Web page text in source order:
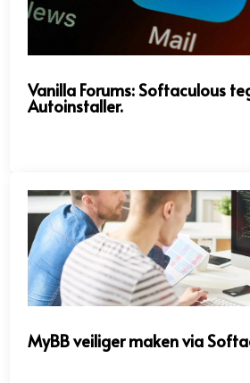
Vanilla Forums: Softaculous
Autoinstaller.​
MyBB veiliger maken via